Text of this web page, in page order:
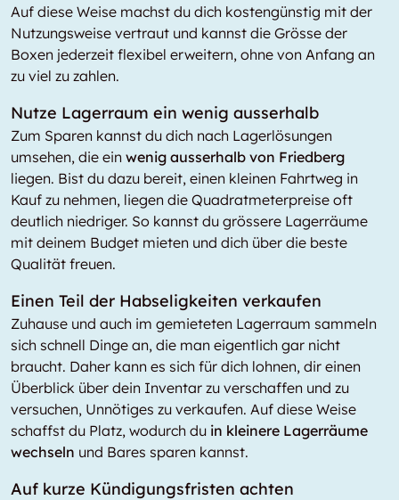
Auf diese Weise machst du dich kostengünstig mit der
Nutzungsweise vertraut und kannst die Grösse der
Boxen jederzeit flexibel erweitern, ohne von Anfang an
zu viel zu zahlen.
Nutze Lagerraum ein wenig ausserhalb
Zum Sparen kannst du dich nach Lagerlösungen
umsehen, die ein wenig ausserhalb von Friedberg
liegen. Bist du dazu bereit, einen kleinen Fahrtweg in
Kauf zu nehmen, liegen die Quadratmeterpreise oft
deutlich niedriger. So kannst du grössere Lagerräume
mit deinem Budget mieten und dich über die beste
Qualität freuen.
Einen Teil der Habseligkeiten verkaufen
Zuhause und auch im gemieteten Lagerraum sammeln
sich schnell Dinge an, die man eigentlich gar nicht
braucht. Daher kann es sich für dich lohnen, dir einen
Überblick über dein Inventar zu verschaffen und zu
versuchen, Unnötiges zu verkaufen. Auf diese Weise
schaffst du Platz, wodurch du in kleinere Lagerräume
wechseln und Bares sparen kannst.
Auf kurze Kündigungsfristen achten